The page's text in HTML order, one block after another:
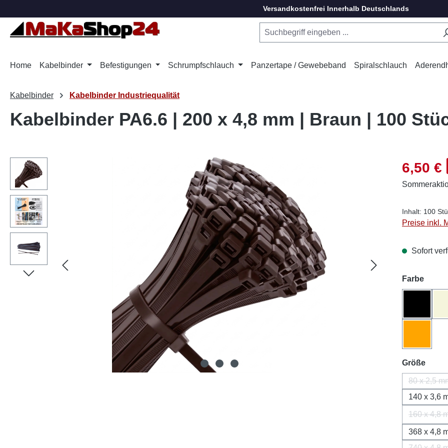
Versandkostenfrei Innerhalb Deutschlands
Home Kabelbinder Befestigungen Schrumpfschlauch Panzertape / Gewebeband Spiralschlauch
Kabelbinder Kabelbinder Industriequalität
Kabelbinder PA6.6 | 200 x 4,8 mm | Braun | 100
Bildergalerie überspringen 6,50 €
Inhalt: 100
Preise inkl.
Sofort
Farbe
Größe
80 x 2,5
140 x 3,6
160 x 4,8
368 x 4,8